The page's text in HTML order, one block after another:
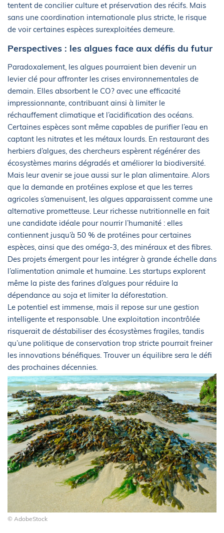
tentent de concilier culture et préservation des récifs. Mais
sans une coordination internationale plus stricte, le risque
de voir certaines espèces surexploitées demeure.
Perspectives : les algues face aux défis du futur
Paradoxalement, les algues pourraient bien devenir un
levier clé pour affronter les crises environnementales de
demain. Elles absorbent le CO? avec une efficacité
impressionnante, contribuant ainsi à limiter le
réchauffement climatique et l’acidification des océans.
Certaines espèces sont même capables de purifier l’eau en
captant les nitrates et les métaux lourds. En restaurant des
herbiers d’algues, des chercheurs espèrent régénérer des
écosystèmes marins dégradés et améliorer la biodiversité.
Mais leur avenir se joue aussi sur le plan alimentaire. Alors
que la demande en protéines explose et que les terres
agricoles s’amenuisent, les algues apparaissent comme une
alternative prometteuse. Leur richesse nutritionnelle en fait
une candidate idéale pour nourrir l’humanité : elles
contiennent jusqu’à 50 % de protéines pour certaines
espèces, ainsi que des oméga-3, des minéraux et des fibres.
Des projets émergent pour les intégrer à grande échelle dans
l’alimentation animale et humaine. Les startups explorent
même la piste des farines d’algues pour réduire la
dépendance au soja et limiter la déforestation.
Le potentiel est immense, mais il repose sur une gestion
intelligente et responsable. Une exploitation incontrôlée
risquerait de déstabiliser des écosystèmes fragiles, tandis
qu’une politique de conservation trop stricte pourrait freiner
les innovations bénéfiques. Trouver un équilibre sera le défi
des prochaines décennies.
© AdobeStock